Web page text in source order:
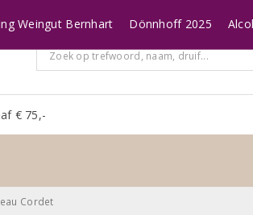
€ 75,-
Weingut Bernhart Dönnhoff 2025
Cordet